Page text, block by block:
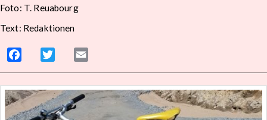
Foto: T. Reuabourg
Text: Redaktionen
Facebook Twitter